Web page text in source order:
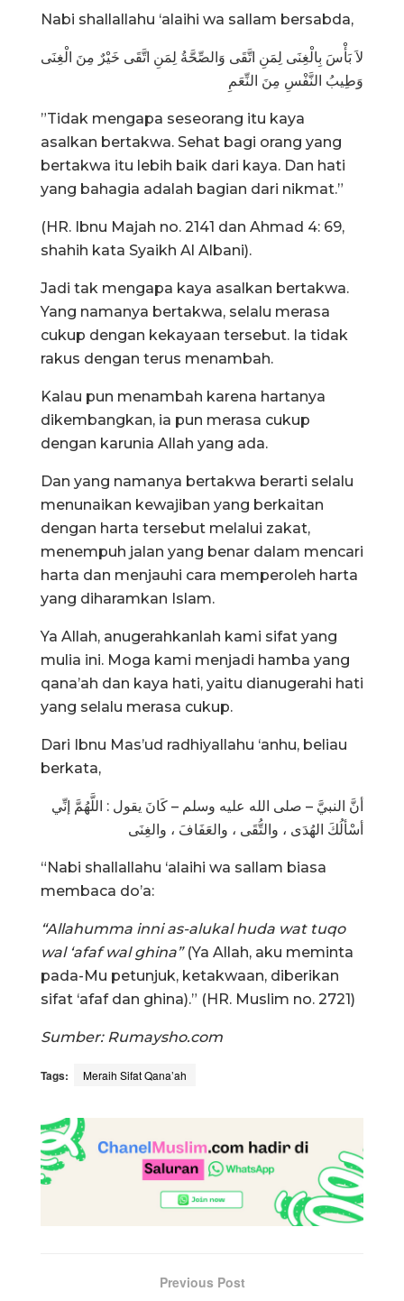
Nabi shallallahu ‘alaihi wa sallam bersabda,
لاَ بَأْسَ بِالْغِنَى لِمَنِ اتَّقَى وَالصِّحَّةُ لِمَنِ اتَّقَى خَيْرٌ مِنَ الْغِنَى
وَطِيبُ النَّفْسِ مِنَ النِّعَمِ
”Tidak mengapa seseorang itu kaya
asalkan bertakwa. Sehat bagi orang yang
bertakwa itu lebih baik dari kaya. Dan hati
yang bahagia adalah bagian dari nikmat.”
(HR. Ibnu Majah no. 2141 dan Ahmad 4: 69,
shahih kata Syaikh Al Albani).
Jadi tak mengapa kaya asalkan bertakwa.
Yang namanya bertakwa, selalu merasa
cukup dengan kekayaan tersebut. Ia tidak
rakus dengan terus menambah.
Kalau pun menambah karena hartanya
dikembangkan, ia pun merasa cukup
dengan karunia Allah yang ada.
Dan yang namanya bertakwa berarti selalu
menunaikan kewajiban yang berkaitan
dengan harta tersebut melalui zakat,
menempuh jalan yang benar dalam mencari
harta dan menjauhi cara memperoleh harta
yang diharamkan Islam.
Ya Allah, anugerahkanlah kami sifat yang
mulia ini. Moga kami menjadi hamba yang
qana’ah dan kaya hati, yaitu dianugerahi hati
yang selalu merasa cukup.
Dari Ibnu Mas’ud radhiyallahu ‘anhu, beliau
berkata,
أنَّ النبيَّ – صلى الله عليه وسلم – كَانَ يقول : اللَّهُمَّ إنِّي
أسْألُكَ الهُدَى ، والتُّقَى ، والعَفَافَ ، والغِنَى
“Nabi shallallahu ‘alaihi wa sallam biasa
membaca do’a:
“Allahumma inni as-alukal huda wat tuqo
wal ‘afaf wal ghina”(Ya Allah, aku meminta
pada-Mu petunjuk, ketakwaan, diberikan
sifat ‘afaf dan ghina).” (HR. Muslim no. 2721)
Sumber: Rumaysho.com
Tags: Meraih Sifat Qana’ah
Previous Post